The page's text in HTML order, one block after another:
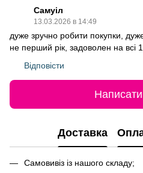
Самуіл
13.03.2026 в 14:49
дуже зручно робити покупки,
не перший рік, задоволен на всі
Відповісти
Написати
Доставка
Самовивіз із нашого складу;